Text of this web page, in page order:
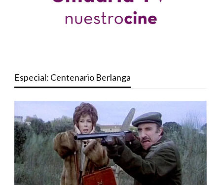
Especial: Centenario Berlanga